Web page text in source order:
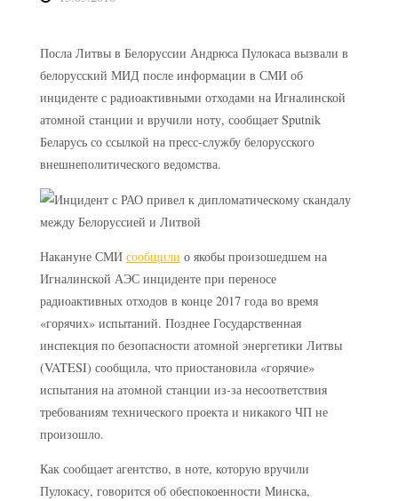
Посла Литвы в Белоруссии Андрюса Пулокаса вызвали в
белорусский МИД после информации в СМИ об
инциденте с радиоактивными отходами на Игналинской
атомной станции и вручили ноту, сообщает Sputnik
Беларусь со ссылкой на пресс-службу белорусского
внешнеполитического ведомства.
Накануне СМИ сообщили о якобы произошедшем на
Игналинской АЭС инциденте при переносе
радиоактивных отходов в конце 2017 года во время
«горячих» испытаний. Позднее Государственная
инспекция по безопасности атомной энергетики Литвы
(VATESI) сообщила, что приостановила «горячие»
испытания на атомной станции из-за несоответствия
требованиям технического проекта и никакого ЧП не
произошло.
Как сообщает агентство, в ноте, которую вручили
Пулокасу, говорится об обеспокоенности Минска,